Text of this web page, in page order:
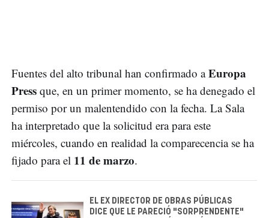
Fuentes del alto tribunal han confirmado aEuropa
Press que, en un primer momento, se ha denegado el
permiso por un malentendido con la fecha. La Sala
ha interpretado que la solicitud era para este
miércoles, cuando en realidad la comparecencia se ha
fijado para el 11 de marzo.
EL EX DIRECTOR DE OBRAS PÚBLICAS
DICE QUE LE PARECIÓ "SORPRENDENTE"